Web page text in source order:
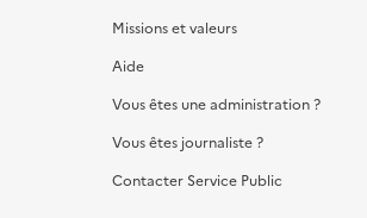
Missions et valeurs
Aide
Vous êtes une administration ?
Vous êtes journaliste ?
Contacter Service Public